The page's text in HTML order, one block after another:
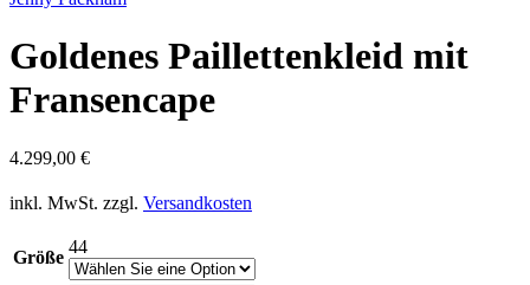
Goldenes Paillettenkleid mit
Fransencape
4.299,00 €
inkl. MwSt. zzgl. Versandkosten
Größe
44